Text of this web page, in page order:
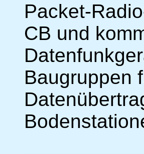
Packet-
CB und
Baugruppen